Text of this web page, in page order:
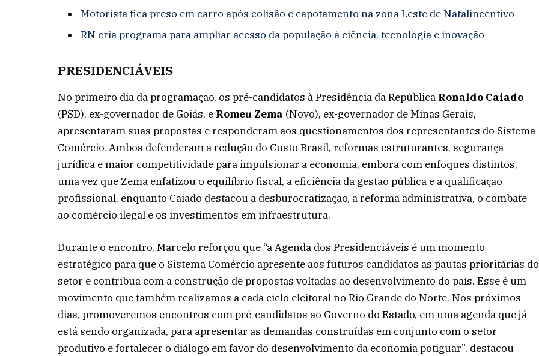
Motorista fica preso em carro após colisão e capotamento na zona Leste de Natalincentivo
RN cria programa para ampliar acesso da população à ciência, tecnologia e inovação
PRESIDENCIÁVEIS
No primeiro dia da programação, os pré-candidatos à Presidência da República Ronaldo Caiado
(PSD), ex-governador de Goiás, e Romeu Zema (Novo), ex-governador de Minas Gerais,
apresentaram suas propostas e responderam aos questionamentos dos representantes do Sistema
Comércio. Ambos defenderam a redução do Custo Brasil, reformas estruturantes, segurança
jurídica e maior competitividade para impulsionar a economia, embora com enfoques distintos,
uma vez que Zema enfatizou o equilíbrio fiscal, a eficiência da gestão pública e a qualificação
profissional, enquanto Caiado destacou a desburocratização, a reforma administrativa, o combate
ao comércio ilegal e os investimentos em infraestrutura.
Durante o encontro, Marcelo reforçou que “a Agenda dos Presidenciáveis é um momento
estratégico para que o Sistema Comércio apresente aos futuros candidatos as pautas prioritárias do
setor e contribua com a construção de propostas voltadas ao desenvolvimento do país. Esse é um
movimento que também realizamos a cada ciclo eleitoral no Rio Grande do Norte. Nos próximos
dias, promoveremos encontros com pré-candidatos ao Governo do Estado, em uma agenda que já
está sendo organizada, para apresentar as demandas construídas em conjunto com o setor
produtivo e fortalecer o diálogo em favor do desenvolvimento da economia potiguar”, destacou